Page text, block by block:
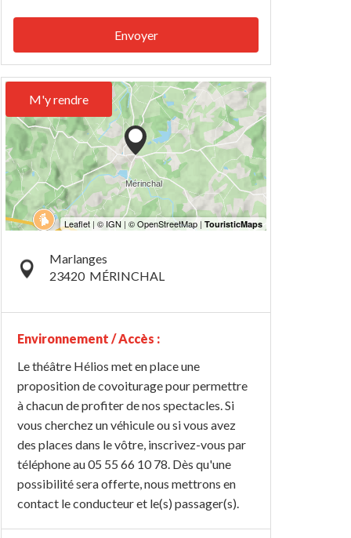
Envoyer
M'y rendre
Marlanges
23420 MÉRINCHAL
Environnement / Accès :
Le théâtre Hélios met en place une
proposition de covoiturage pour permettre
à chacun de profiter de nos spectacles. Si
vous cherchez un véhicule ou si vous avez
des places dans le vôtre, inscrivez-vous par
téléphone au 05 55 66 10 78. Dès qu'une
possibilité sera offerte, nous mettrons en
contact le conducteur et le(s) passager(s).